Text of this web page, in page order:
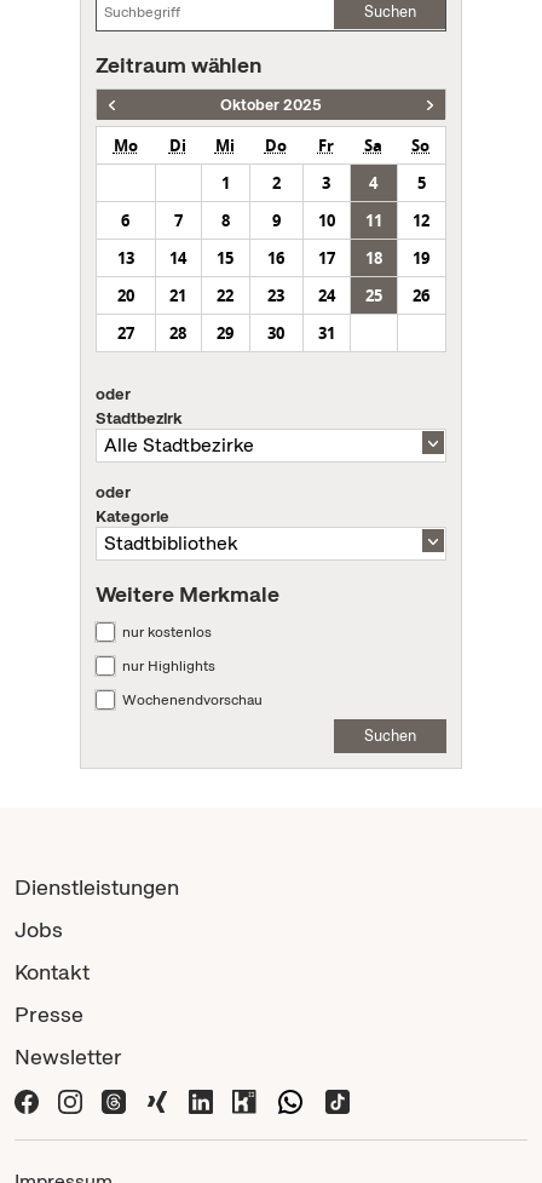
Suchen
Zeitraum wählen
Oktober 2025
Mo Di Mi Do Fr Sa
So
1
2 3 4
5
6
7 8 9 10 11
12
13
14 15 16 17 18
19
20
21 22 23 24 25
26
27
28 29 30 31
oder
Stadtbezirk
oder
Kategorie
Weitere Merkmale
nur kostenlos
nur Highlights
Wochenendvorschau
Suchen
Dienstleistungen
Jobs
Kontakt
Presse
Newsletter